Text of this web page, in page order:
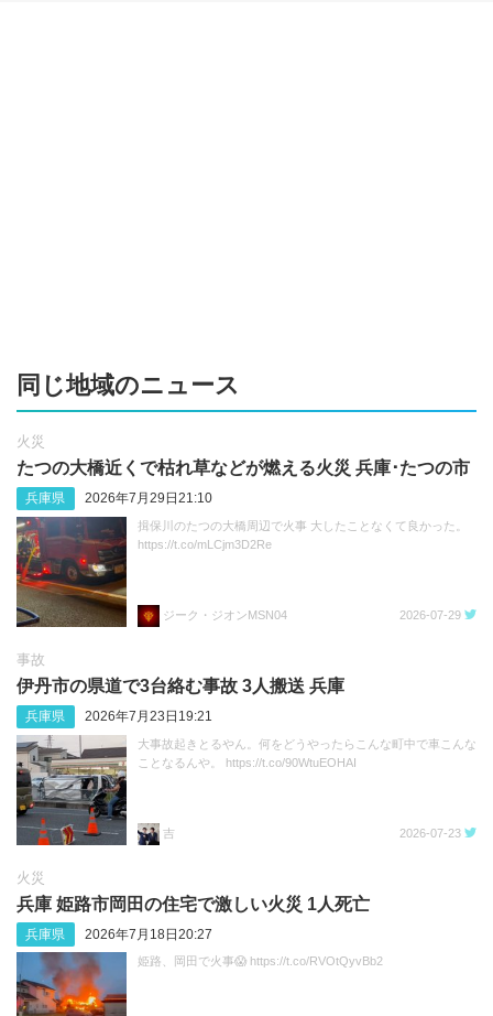
同じ地域のニュース
火災
たつの大橋近くで枯れ草などが燃える火災 兵庫･たつの市
兵庫県 2026年7月29日21:10
揖保川のたつの大橋周辺で火事 大したことなくて良かった。
https://t.co/mLCjm3D2Re
ジーク・ジオンMSN04 2026-07-29
事故
伊丹市の県道で3台絡む事故 3人搬送 兵庫
兵庫県 2026年7月23日19:21
大事故起きとるやん。何をどうやったらこんな町中で車こんな
ことなるんや。 https://t.co/90WtuEOHAI
吉 2026-07-23
火災
兵庫 姫路市岡田の住宅で激しい火災 1人死亡
兵庫県 2026年7月18日20:27
姫路、岡田で火事😱 https://t.co/RVOtQyvBb2